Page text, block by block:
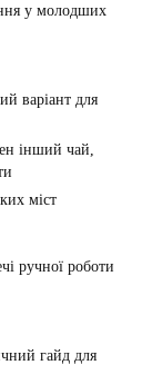
у молодших
варіант для
інший чай,
міст
ручної роботи
гайд для